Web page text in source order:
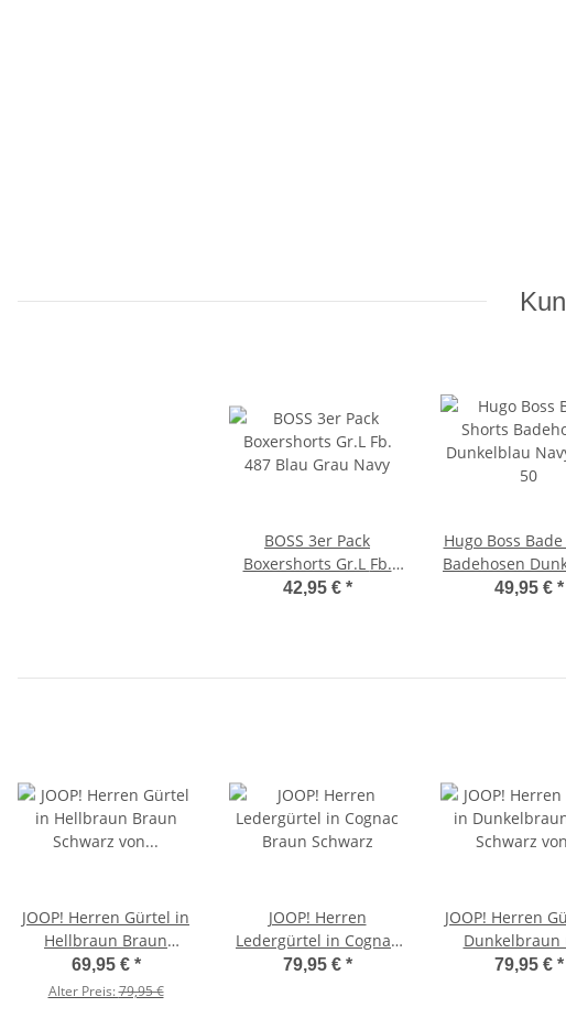
BOSS 3er Pack
Boxershorts Gr.L Fb.
487 Blau Grau Navy
42,95 € *
Hugo Boss
Badehosen Dunkelblau
Navy M (5)
49,95 € *
JOOP! Herren Gürtel in
Hellbraun Braun
Schwarz von 80 bis 115
69,95 € *
Alter Preis:79,95 €
JOOP! Herren
Ledergürtel in Cognac
Braun Schwarz
79,95 € *
JOOP! Herren
Dunkelbraun
Schwarz von 80
79,95 € *